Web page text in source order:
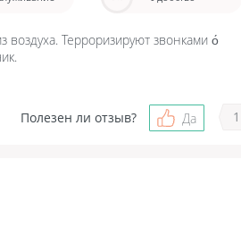
воздуха. Терроризируют звонками о́
Полезен ли отзыв?
Да 1